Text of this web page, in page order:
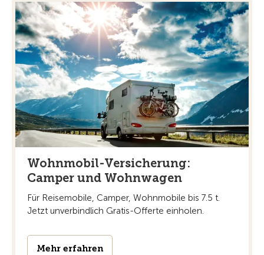
Wohnmobil-Versicherung:
Camper und Wohnwagen
Für Reisemobile, Camper, Wohnmobile bis 7.5 t.
Jetzt unverbindlich Gratis-Offerte einholen.
Mehr erfahren